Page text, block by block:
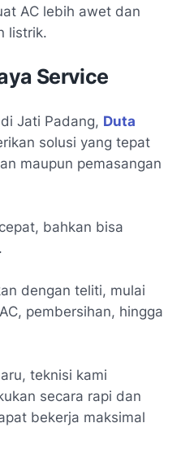
AC lebih awet dan
listrik.
Service
Jati Padang, Duta
solusi yang tepat
maupun pemasangan
bahkan bisa
dengan teliti, mulai
pembersihan, hingga
teknisi kami
secara rapi dan
bekerja maksimal